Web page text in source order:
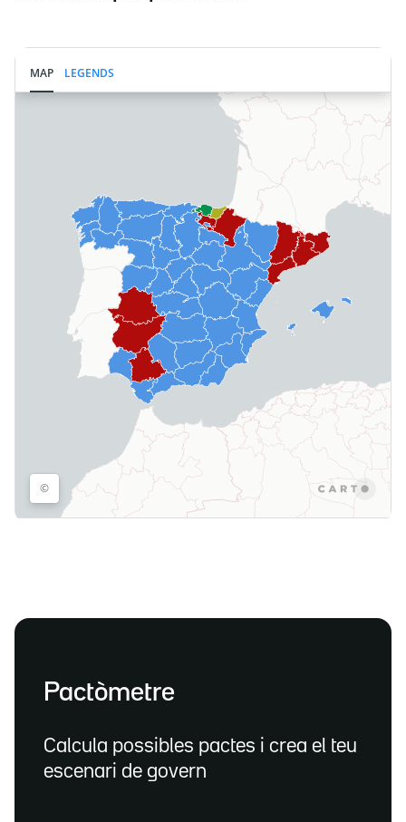
Pactòmetre
Calcula possibles pactes i crea el teu
escenari de govern